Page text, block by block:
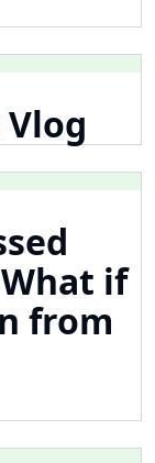
if
from